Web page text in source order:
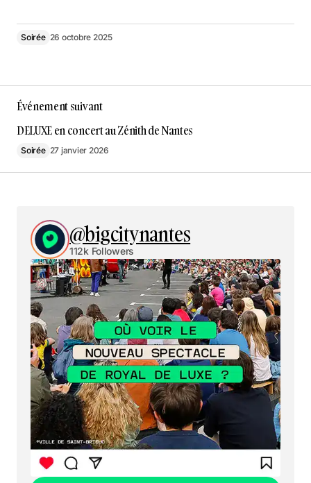
Soirée 26 octobre 2025
Événement suivant
DELUXE en concert au Zénith de Nantes
Soirée 27 janvier 2026
@bigcitynantes
112k Followers